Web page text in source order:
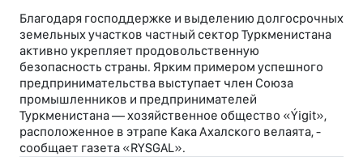
Благодаря господдержке и выделению долгосрочных
земельных участков частный сектор Туркменистана
активно укрепляет продовольственную
безопасность страны. Ярким примером успешного
предпринимательства выступает член Союза
промышленников и предпринимателей
Туркменистана — хозяйственное общество «Ýigit»,
расположенное в этрапе Кака Ахалского велаята, -
сообщает газета «RYSGAL».